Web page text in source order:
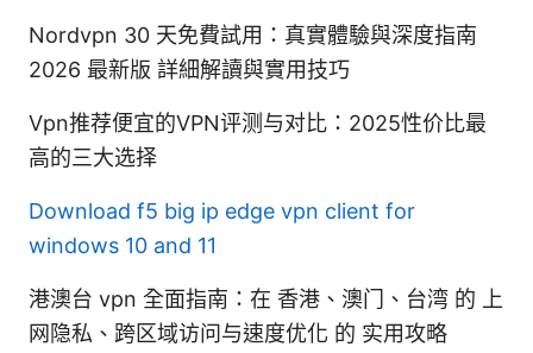
Nordvpn 30 天免費試用：真實體驗與深度指南
2026 最新版 詳細解讀與實用技巧
Vpn推荐便宜的VPN评测与对比：2025性价比最
高的三大选择
Download f5 big ip edge vpn client for
windows 10 and 11
港澳台 vpn 全面指南：在 香港、澳门、台湾 的 上
网隐私、跨区域访问与速度优化 的 实用攻略